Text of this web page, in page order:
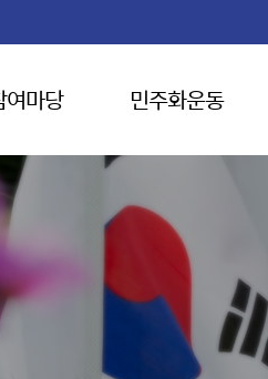
여마당 민주화운동